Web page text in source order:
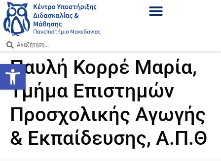
Ανοίξτε τη γραμμή εργαλείων
Παυλή Κορρέ Μαρία,
Τμήμα Επιστημών
Προσχολικής Αγωγής
& Εκπαίδευσης, Α.Π.Θ